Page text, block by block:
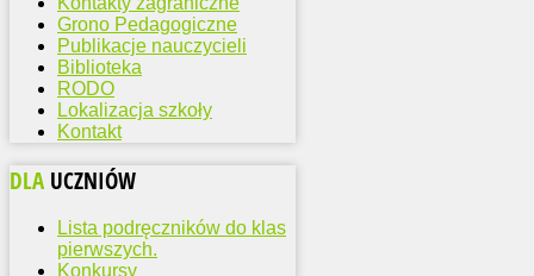
Grono Pedagogiczne
Publikacje nauczycieli
Biblioteka
RODO
Lokalizacja szkoły
Kontakt
DLA UCZNIÓW
Lista podręczników do klas
pierwszych.
Konkursy